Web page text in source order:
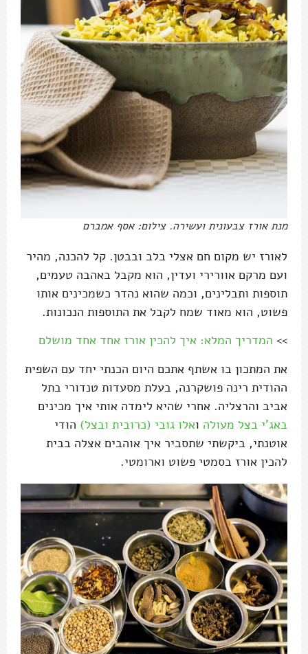
מנת אורז צבעונית ועשירה. צילום: אסף אמברם
לאורז יש מקום חם אצלי בלב ובבטן. קל להכנה, מהיר
ועם מרקם אוורירי ועדין, הוא מקבל באהבה טעמים,
תוספות ותבלינים, וכמה שהוא נהדר כשמכינים אותו
פשוט, הוא מאוד שמח לקבל את התוספות הנכונות.
>> המדריך המלא: איך להכין אורז אחד אחד מושלם
את המתכון בו אשתף אתכם היום הכנתי יחד עם השפית
ההודית רינה פושקרנה, בעלת מסעדות טנדורי בתל
אביב והרצליה. אחרי שהיא לימדה אותי איך מכינים
באג'י בצל מעולה ואלו גובי (כרובית ובצל) הודי
אוטנתי, ביקשתי שתסביר איך אוהבים אצלה בבית
להכין אורז בסמטי פשוט וארומטי.